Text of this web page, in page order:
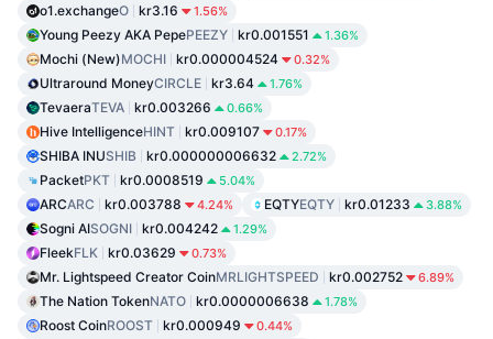
o1.exchangeO kr3.16 1.56%
Young Peezy AKA PepePEEZY kr0.001551 1.36%
Mochi (New)MOCHI kr0.000004524 0.32%
Ultraround MoneyCIRCLE kr3.64 1.76%
TevaeraTEVA kr0.003266 0.66%
Hive IntelligenceHINT kr0.009107 0.17%
SHIBA INUSHIB kr0.000000006632 2.72%
PacketPKT kr0.0008519 5.04%
ARCARC kr0.003788 4.24% EQTYEQTY kr0.01233 3.88%
Sogni AISOGNI kr0.004242 1.29%
FleekFLK kr0.03629 0.73%
Mr. Lightspeed Creator CoinMRLIGHTSPEED kr0.002752 6.89%
The Nation TokenNATO kr0.0000006638 1.78%
Roost CoinROOST kr0.000949 0.44%